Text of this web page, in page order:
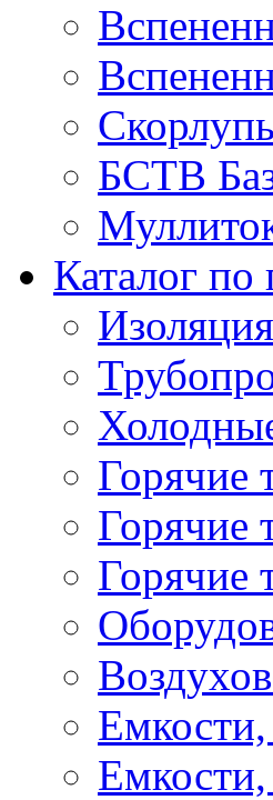
БСТВ
Каталог
Горячие
Горячие
Горячие